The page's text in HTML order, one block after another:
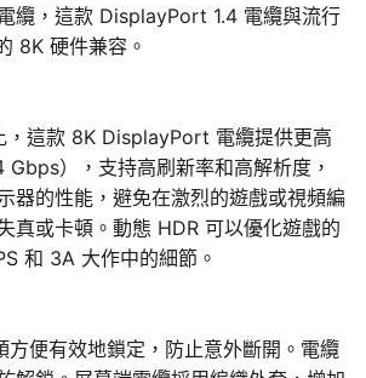
纜，這款 DisplayPort 1.4 電纜與流行
8K 硬件兼容。
，這款 8K DisplayPort 電纜提供更高
），支持高刷新率和高解析度，
器的性能，避免在激烈的遊戲或視頻編
真或卡頓。動態 HDR 可以優化遊戲的
和 3A 大作中的細節。
方便有效地鎖定，防止意外斷開。電纜